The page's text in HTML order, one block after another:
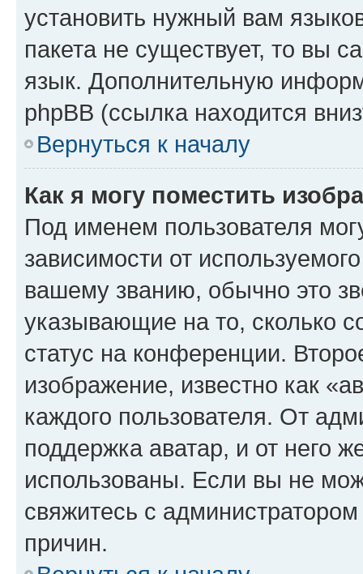
установить нужный вам
пакета не существует, то вы
язык. Дополнительную
phpBB (ссылка находится
Вернуться к началу
Как я могу поместить
Под именем пользователя
зависимости от
вашему званию, обычно это
указывающие на то, сколько
статус на конференции.
изображение, известно как
каждого пользователя. От
поддержка аватар, и от него
использованы. Если вы не
свяжитесь с
причин.